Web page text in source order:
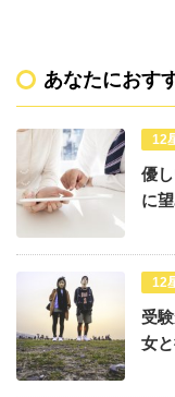
あなたにおす
12
優
に
12
受
女